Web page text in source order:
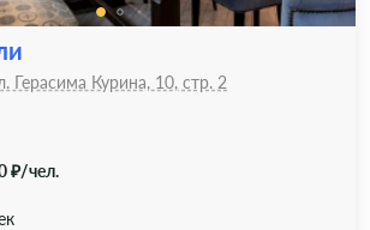
Герасима Курина, 10, стр. 2
₽/чел.